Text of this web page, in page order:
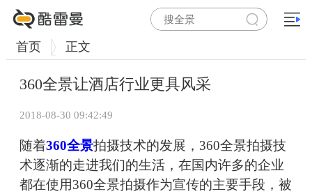
首页 正文
360全景让酒店行业更具风采
2018-08-30 09:42:49
随着360全景拍摄技术的发展，360全景拍摄技
术逐渐的走进我们的生活，在国内许多的企业
都在使用360全景拍摄作为宣传的主要手段，被